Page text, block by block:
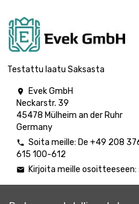
Testattu laatu Saksasta

Evek GmbH
Neckarstr. 39
45478 Mülheim an der Ruhr
Germany
 Soita meille: De +49 208
615 100-612
 Kirjoita meille osoitteeseen: